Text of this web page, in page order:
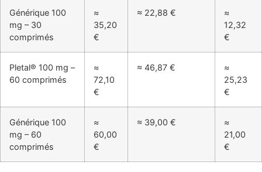
Générique 100
mg – 30
comprimés
≈
35,20
€
≈ 22,88 €
≈
12,32
€
Pletal® 100 mg –
60 comprimés
≈
72,10
€
≈ 46,87 €
≈
25,23
€
Générique 100
mg – 60
comprimés
≈
60,00
€
≈ 39,00 €
≈
21,00
€